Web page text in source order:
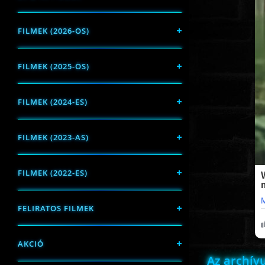
FILMEK (2026-OS)
FILMEK (2025-ÖS)
FILMEK (2024-ES)
FILMEK (2023-AS)
FILMEK (2022-ES)
FELIRATOS FILMEK
AKCIÓ
Az